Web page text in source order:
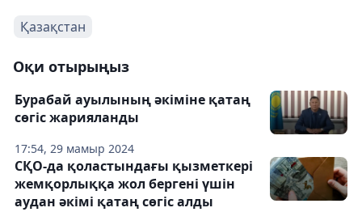
Қазақстан
Оқи отырыңыз
17:54, 29 мамыр 2024
Бурабай ауылының әкіміне қатаң
сөгіс жарияланды
СҚО-да қоластындағы қызметкері
жемқорлыққа жол бергені үшін
аудан әкімі қатаң сөгіс алды